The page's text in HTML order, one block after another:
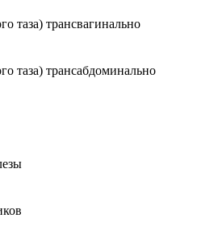
таза) трансвагинально
таза) трансабдоминально